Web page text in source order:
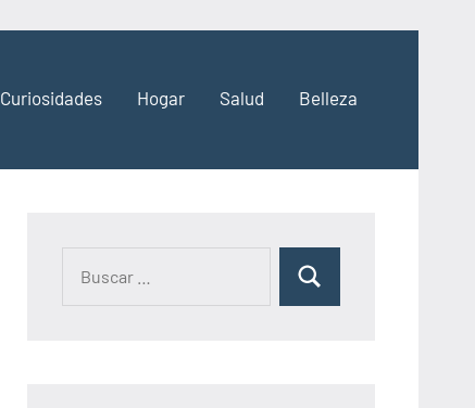
Curiosidades Hogar Salud Belleza